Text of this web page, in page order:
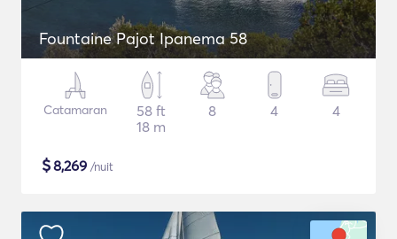
Fountaine Pajot Ipanema 58
Catamaran
58 ft
18 m
8 4 4
$8,269 /nuit